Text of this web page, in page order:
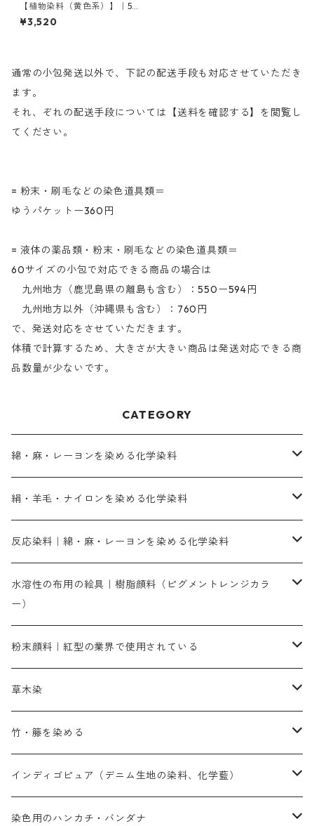
【植物染料（黄色系）】｜50
0g｜かりやす｜刈安｜カリヤ
ス
¥3,520
通常の小包発送以外で、下記の配送手段も対応させていただき
ます。
それ、ぞれの配送手段については【送料を確認する】を閲覧し
てください。
= 粉末・刷毛などの染色道具類＝
ゆうパケットー360円
= 液体の薬品類・粉末・刷毛などの染色道具類＝
60サイズの小包で対応できる商品の場合は
九州地方（鹿児島県の離島も含む）：550ー594円
九州地方以外（沖縄県も含む）：760円
で、発送対応をさせていただきます。
体積で計算するため、大きさが大きい商品は発送対応できる商
品数量が少ないです。
CATEGORY
綿・麻・レーヨンを染める化学染料
直接染料－染色手順が簡単
人気のおすすめ直接染料
染色に必要な薬品類
橙色系
青色系
紫色系
絹・羊毛・ナイロンを染める化学染料
お買い得品
染料一覧
人気のおすすめ染料
染色に必要な薬品類
補助薬品
反応染料｜綿・麻・レーヨンを染める化学染料
お勧めの3原色（赤・青・黄色）
お勧め｜スミフィックス～
3原色以外の色目
赤色
染色に必要な薬品
アルカリ剤
補助薬品
捺染に必要な材料
捺染糊
水溶性の布用の絵具｜樹脂顔料（ピグメントレンジカラ
ー）
ネオカラー（色）
内容量：100g
内容量：500g
バィンダー（定着剤）
増粘剤
黄色系
エロ―M3G｜定番の色合い
オレンジ系
粉末顔料｜紅型の業界で使用されている
赤色系
本洋紅
代用朱黄色口
黄色系
ファストエロ―10GN（鮮やかな黄色）
ファストエロ―5GN（黄色）
青色系
NSBAブルー
白色｜胡粉
草木染
植物染料
人気のおすすめ植物染料
インド茜・西洋茜の個別販売
濃染処理剤｜ソルバックスPS－900
媒染剤
竹・籐を染める
人気のおすすめ竹・藤を染める染料
塩基性染料（混色可能）
インディゴピュア（デニム生地の染料、化学藍）
初心者向けお試しセット販売
染色用のハンカチ・バンダナ